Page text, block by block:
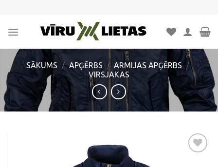
content
SĀKUMS / APĢĒRBS / ARMIJAS APĢĒRBS
/
VIRSJAKAS